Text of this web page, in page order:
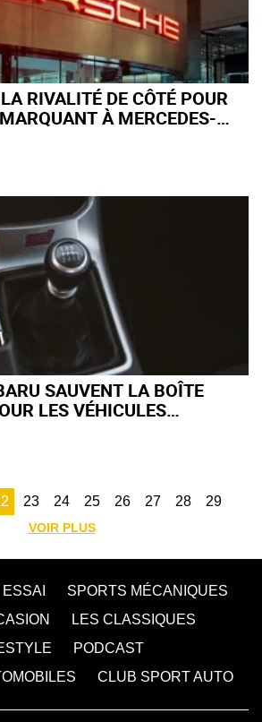
RIVALITÉ DE CÔTÉ POUR
À MERCEDES-
SAUVENT LA BOÎTE
LES VÉHICULES
23 24 25 26 27 28 29
VOIR PLUS
ESSAI
SPORTS MÉCANIQUES
LES CLASSIQUES
PODCAST
CLUB SPORT AUTO